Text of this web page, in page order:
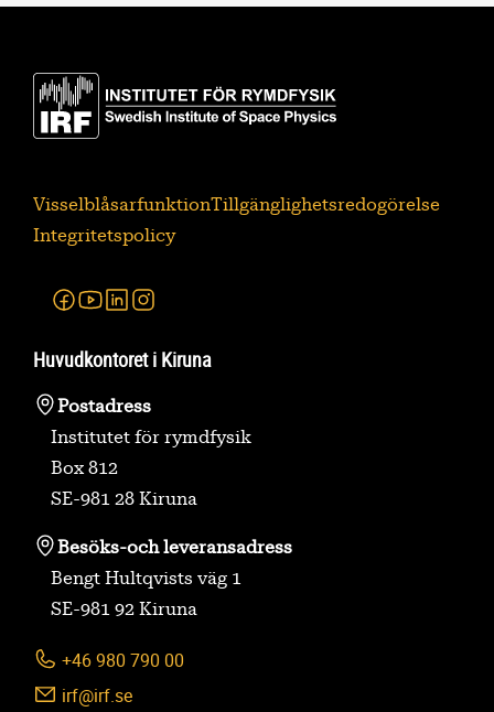
VisselblåsarfunktionTillgänglighetsredogörelse
Integritetspolicy
Facebook
Youtube
Linkedin
Huvudkontoret i Kiruna
Postadress
Institutet för rymdfysik
Box 812
SE-981 28 Kiruna
Besöks-och leveransadress
Bengt Hultqvists väg 1
SE-981 92 Kiruna
+46 980 790 00
irf@irf.se